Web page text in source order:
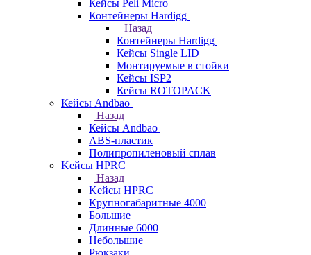
Кейсы Peli Micro
Контейнеры Hardigg
Назад
Контейнеры Hardigg
Кейсы Single LID
Монтируемые в стойки
Кейсы ISP2
Кейсы ROTOPACK
Кейсы Andbao
Назад
Кейсы Andbao
ABS-пластик
Полипропиленовый сплав
Kейсы HPRC
Назад
Kейсы HPRC
Крупногабаритные 4000
Большие
Длинные 6000
Небольшие
Рюкзаки